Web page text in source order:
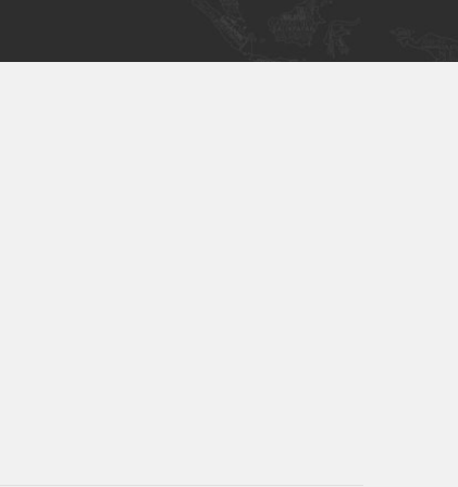
дружелюбны и услужливы.